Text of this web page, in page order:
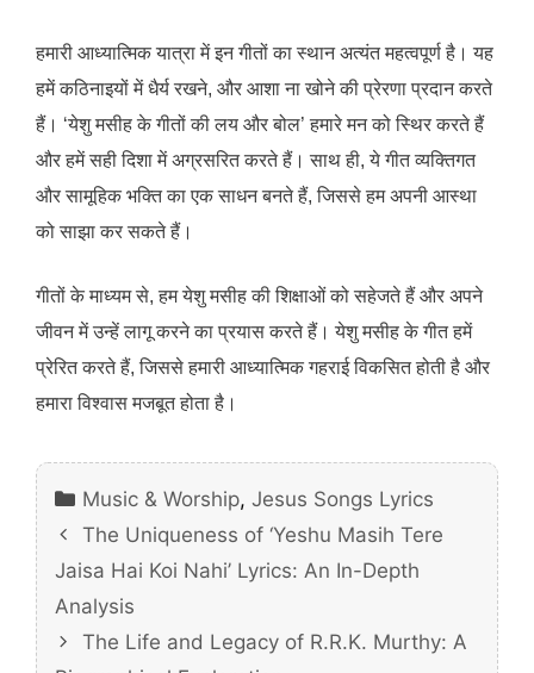
हमारी आध्यात्मिक यात्रा में इन गीतों का स्थान अत्यंत महत्वपूर्ण है। यह
हमें कठिनाइयों में धैर्य रखने, और आशा ना खोने की प्रेरणा प्रदान करते
हैं। ‘येशु मसीह के गीतों की लय और बोल’ हमारे मन को स्थिर करते हैं
और हमें सही दिशा में अग्रसरित करते हैं। साथ ही, ये गीत व्यक्तिगत
और सामूहिक भक्ति का एक साधन बनते हैं, जिससे हम अपनी आस्था
को साझा कर सकते हैं।
गीतों के माध्यम से, हम येशु मसीह की शिक्षाओं को सहेजते हैं और अपने
जीवन में उन्हें लागू करने का प्रयास करते हैं। येशु मसीह के गीत हमें
प्रेरित करते हैं, जिससे हमारी आध्यात्मिक गहराई विकसित होती है और
हमारा विश्वास मजबूत होता है।
Categories
Music & Worship,Jesus Songs Lyrics
The Uniqueness of ‘Yeshu Masih Tere
Jaisa Hai Koi Nahi’ Lyrics: An In-Depth
Analysis
The Life and Legacy of R.R.K. Murthy: A